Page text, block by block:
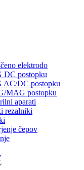
elektrodo
DC postopku
AC/DC postopku
MAG postopku
aparati
rezalniki
čepov